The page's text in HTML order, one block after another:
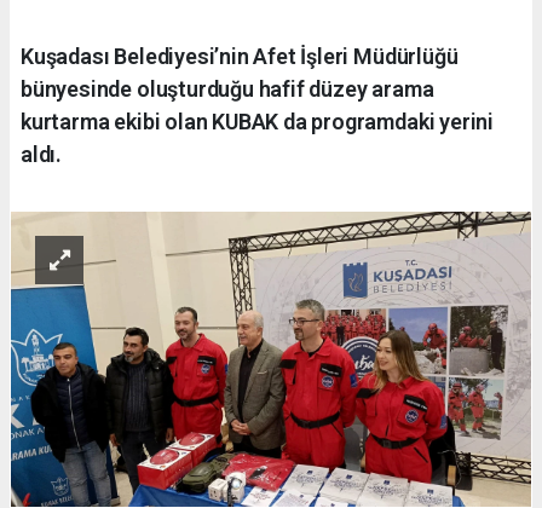
Kuşadası Belediyesi’nin Afet İşleri Müdürlüğü
bünyesinde oluşturduğu hafif düzey arama
kurtarma ekibi olan KUBAK da programdaki yerini
aldı.